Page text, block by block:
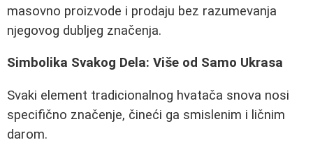
masovno proizvode i prodaju bez razumevanja
njegovog dubljeg značenja.
Simbolika Svakog Dela: Više od Samo Ukrasa
Svaki element tradicionalnog hvatača snova nosi
specifično značenje, čineći ga smislenim i ličnim
darom.